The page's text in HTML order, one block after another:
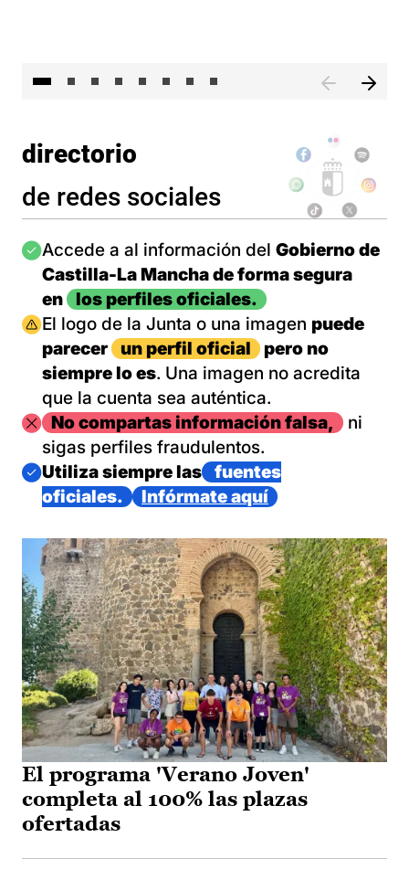
directorio
de redes sociales
Imagen
Accede a al información del Gobierno de
Castilla-La Mancha de forma segura
en
los perfiles oficiales.
Imagen
El logo de la Junta o una imagen puede
parecer
un perfil oficial
pero no
siempre lo es. Una imagen no acredita
que la cuenta sea auténtica.
ImagenNo compartas información falsa,
ni
sigas perfiles fraudulentos.
Imagen
Utiliza siempre las
fuentes
oficiales.
Infórmate aquí
El programa 'Verano Joven'
completa al 100% las plazas
ofertadas